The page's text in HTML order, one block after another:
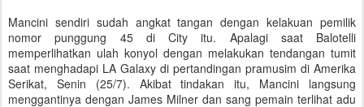
Mancini sendiri sudah angkat tangan dengan kelakuan pemilik
nomor punggung 45 di City itu. Apalagi saat Balotelli
memperlihatkan ulah konyol dengan melakukan tendangan tumit
saat menghadapi LA Galaxy di pertandingan pramusim di Amerika
Serikat, Senin (25/7). Akibat tindakan itu, Mancini langsung
menggantinya dengan James Milner dan sang pemain terlihat adu